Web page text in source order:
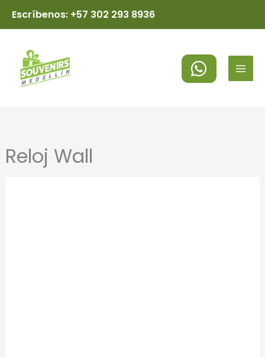
Escríbenos: +57 302 293 8936
Reloj Wall